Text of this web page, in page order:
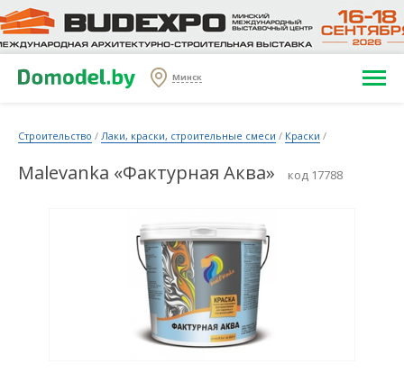
Минск
Строительство / Лаки, краски, строительные смеси / Краски /
Malevanka «Фактурная Аква» код 17788